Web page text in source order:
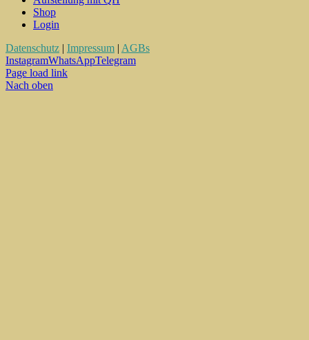
Shop
Login
Datenschutz | Impressum | AGBs
InstagramWhatsAppTelegram
Page load link
Nach oben